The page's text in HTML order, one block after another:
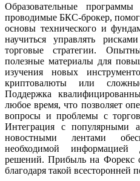
Образовательные
проводимые БКС-брокер,
основы технического и
научиться управлять
торговые стратегии.
полезные материалы для
изучения новых
криптовалюты или
Поддержка
любое время, что позволяет
вопросы и проблемы с
Интеграция с популярными
новостными лентами
необходимой
решений. Прибыль на Форекс
благодаря такой всесторонней